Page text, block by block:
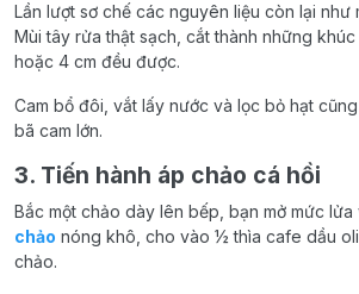
Lần lượt sơ chế các nguyên liệu còn lại như
Mùi tây rửa thật sạch, cắt thành những
hoặc 4 cm đều được.
Cam bổ đôi, vắt lấy nước và lọc bỏ hạt
bã cam lớn.
3. Tiến hành áp chảo cá hồi
Bắc một chảo dày lên bếp, bạn mở mức lửa
chảo nóng khô, cho vào ½ thìa cafe dầu
chảo.